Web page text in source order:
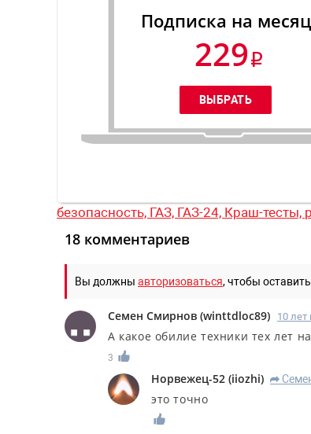
Подписка на месяц
229
безопасность, ГАЗ, ГАЗ-24, Краш-тесты,
18 комментариев
Вы должны авторизоваться, чтобы
Семен Смирнов (winttdloc89) 10 лет
А какое обилие техники тех лет
3
Норвежец-52 (iiozhi) R
это точно